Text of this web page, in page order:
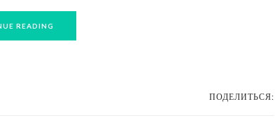
READING
ПОДЕЛИТЬСЯ: